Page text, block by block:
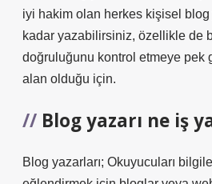
iyi hakim olan herkes kişisel
kadar yazabilirsiniz, özellikle de
doğruluğunu kontrol etmeye pek
alan olduğu için.
Blog yazarı ne iş
Blog yazarları; Okuyucuları